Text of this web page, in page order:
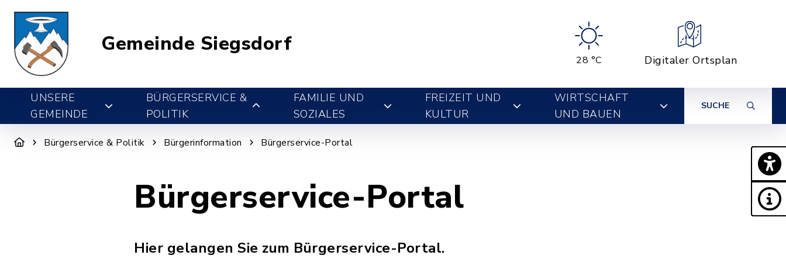
Gemeinde Siegsdorf
28 °C Digitaler Ortsplan
UNSERE
GEMEINDE
BÜRGERSERVICE &
POLITIK
FAMILIE UND
SOZIALES
FREIZEIT UND
KULTUR
WIRTSCHAFT
UND BAUEN
SUCHE
Bürgerservice & Politik Bürgerinformation Bürgerservice-Portal
Bürgerservice-Portal
Hier gelangen Sie zum Bürgerservice-Portal.